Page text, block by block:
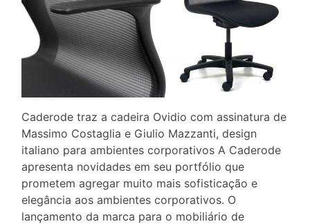
Caderode traz a cadeira Ovidio com assinatura de
Massimo Costaglia e Giulio Mazzanti, design
italiano para ambientes corporativos A Caderode
apresenta novidades em seu portfólio que
prometem agregar muito mais sofisticação e
elegância aos ambientes corporativos. O
lançamento da marca para o mobiliário de